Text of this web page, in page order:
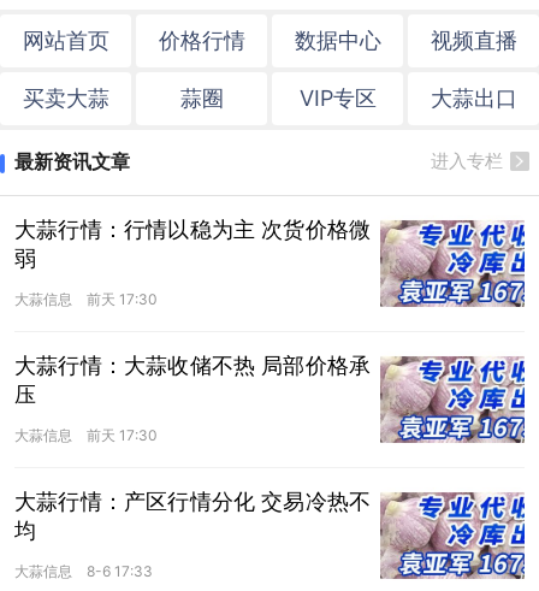
网站首页 价格行情 数据中心 视频直播
买卖大蒜 蒜圈 VIP专区 大蒜出口
进入专栏
最新资讯文章
大蒜行情：行情以稳为主 次货价格微
弱
大蒜信息 前天 17:30
大蒜行情：大蒜收储不热 局部价格承
压
大蒜信息 前天 17:30
大蒜行情：产区行情分化 交易冷热不
均
大蒜信息 8-6 17:33